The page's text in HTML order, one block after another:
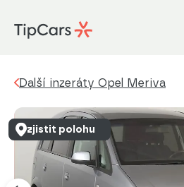
Další inzeráty Opel Meriva
zjistit polohu